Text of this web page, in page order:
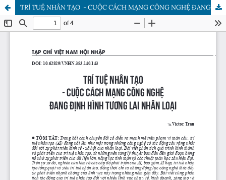
TRÍ TUỆ NHÂN TẠO - CUỘC CÁCH MẠNG CÔNG NGHỆ ĐANG ĐỊNH HÌNH TƯƠNG LAI NHÂN LOẠI